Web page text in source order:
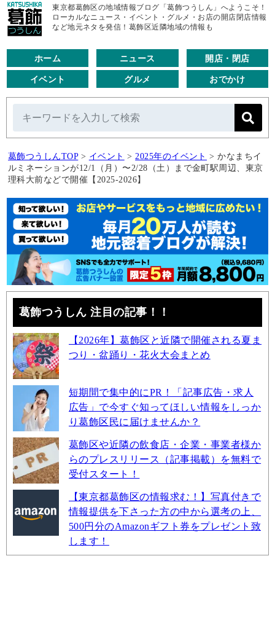
東京都葛飾区の地域情報ブログ「葛飾つうしん」へようこそ！
ローカルなニュース・イベント・グルメ・お店の開店閉店情報
など地元ネタを発信！葛飾区近隣地域の情報も
ホーム ニュース 開店・閉店
イベント グルメ おでかけ
葛飾つうしんTOP > イベント > 2025年のイベント > かなまちイ
ルミネーションが12/1（月）〜2/28（土）まで金町駅周辺、東京
理科大前などで開催【2025-2026】
葛飾つうしん 注目の記事！！
【2026年】葛飾区と近隣で開催される夏ま
つり・盆踊り・花火大会まとめ
短期間で集中的にPR！「記事広告・求人
広告」で今すぐ知ってほしい情報をしっか
り葛飾区民に届けませんか？
葛飾区や近隣の飲食店・企業・事業者様か
らのプレスリリース（記事掲載）を無料で
受付スタート！
【東京都葛飾区の情報求む！】写真付きで
情報提供を下さった方の中から選考の上、
500円分のAmazonギフト券をプレゼント致
します！